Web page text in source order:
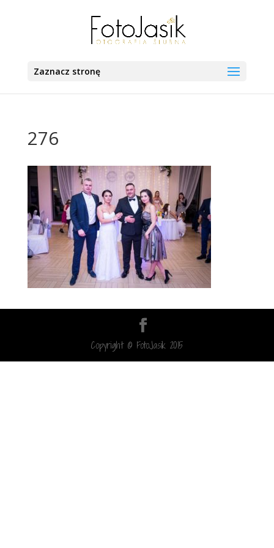
Zaznacz stronę
276
Copyright © FotoJasik 2015